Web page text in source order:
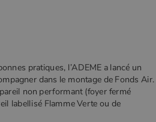
pratiques, l’ADEME a lancé un
dans le montage de Fonds Air.
non performant (foyer fermé
labellisé Flamme Verte ou de